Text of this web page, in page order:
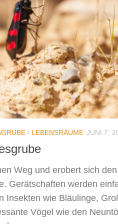
/ LEBENSRÄUME JUNI 7,
Weg und erobert sich
Gerätschaften werden
Insekten wie Bläulinge,
Vögel wie den